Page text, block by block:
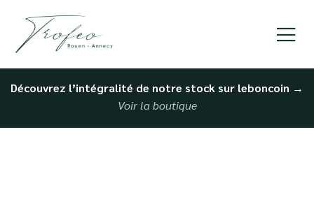
Découvrez l’intégralité de notre stock sur leboncoin →
Voir la boutique